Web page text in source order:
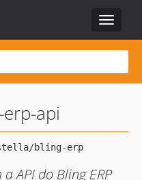
Toggle
api
API do Bling ERP